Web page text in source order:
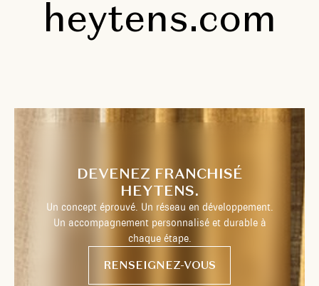
heytens.com
DEVENEZ FRANCHISÉ
HEYTENS.
Un concept éprouvé. Un réseau en développement.
Un accompagnement personnalisé et durable à
chaque étape.
RENSEIGNEZ-VOUS